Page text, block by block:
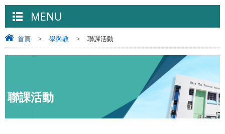
MENU
首頁 > 學與教 > 聯課活動
聯課活動